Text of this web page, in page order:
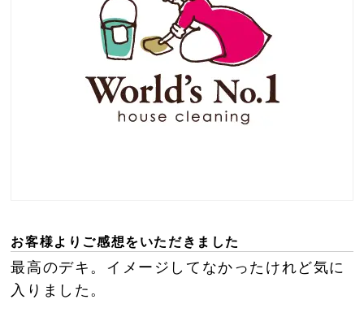
お客様よりご感想をいただきました
最高のデキ。イメージしてなかったけれど気に
入りました。